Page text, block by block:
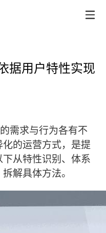
据用户特性实现
需求与行为各有不
的运营方式，是提
从特性识别、体系
解具体方法。